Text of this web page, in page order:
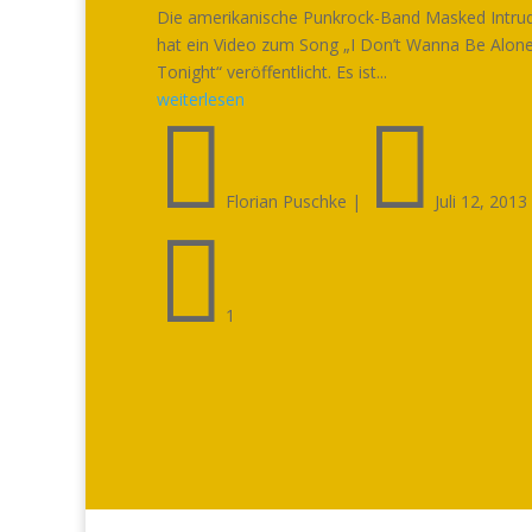
Die amerikanische Punkrock-Band Masked
hat ein Video zum Song „I Don’t Wanna Be Alone
Tonight“ veröffentlicht. Es ist...
weiterlesen
 Florian Puschke |  Juli 12, 2013
 1